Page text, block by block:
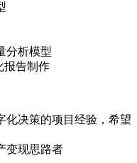
分析模型
报告制作
化决策的项目经验，希望
变现思路者